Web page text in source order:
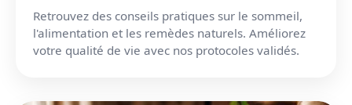
Retrouvez des conseils pratiques sur le sommeil,
l'alimentation et les remèdes naturels. Améliorez
votre qualité de vie avec nos protocoles validés.